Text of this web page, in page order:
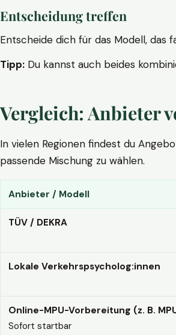
Entscheidung treffen
Entscheide dich für das Modell, das
Tipp: Du kannst auch beides
Vergleich: Anbieter
In vielen Regionen findest du
passende Mischung zu wählen.
Anbieter / Modell
TÜV / DEKRA
Lokale Verkehrspsycholog:innen
Online-MPU-Vorbereitung (z. B.
Sofort startbar